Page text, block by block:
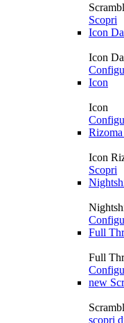
Scopri
Icon
Icon
Icon
Icon
Icon
Scopri
Full
Full
new
scopri